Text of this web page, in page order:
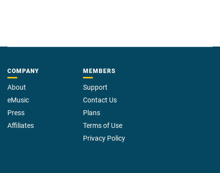
COMPANY
About
eMusic
Press
Affiliates
MEMBERS
Support
Contact Us
Plans
Terms of Use
Privacy Policy